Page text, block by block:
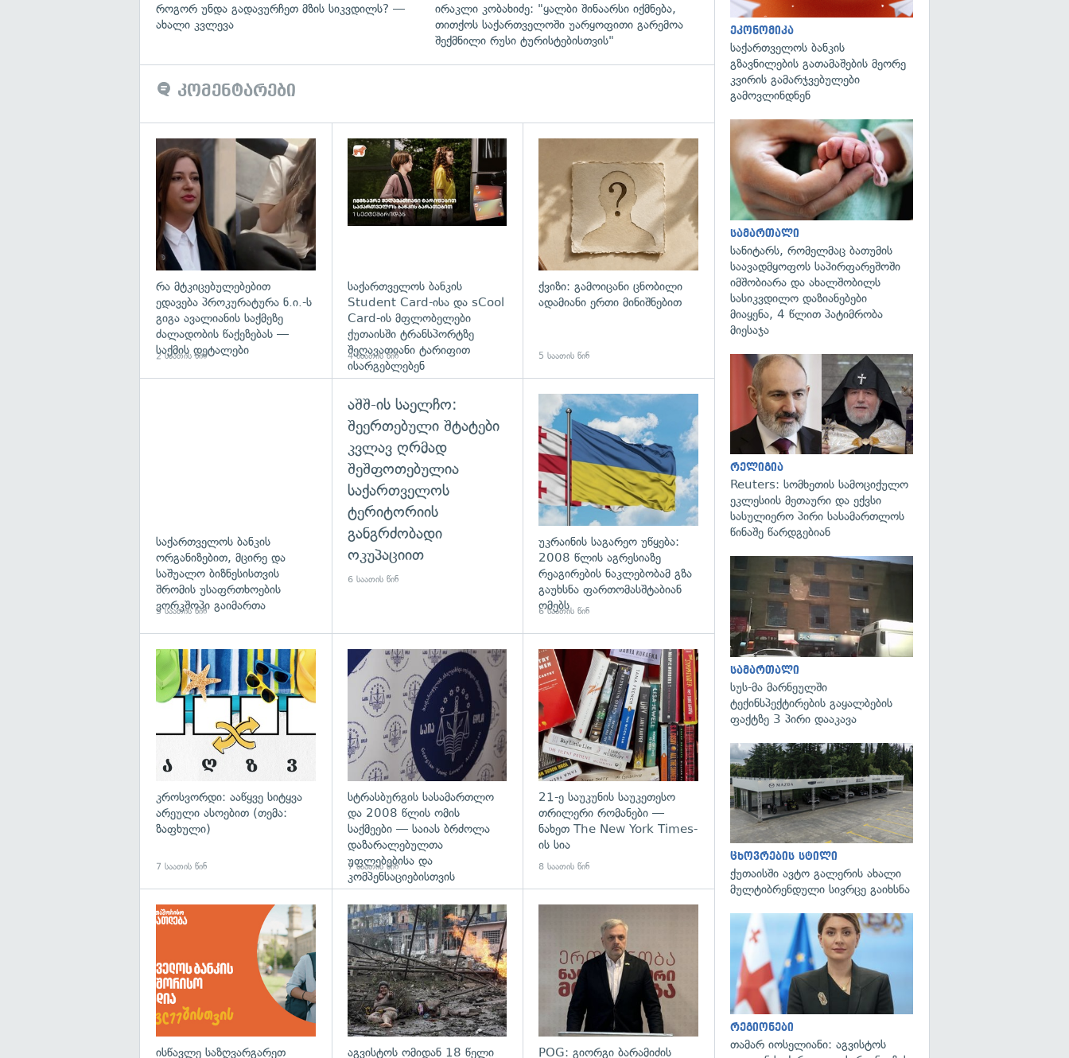
როგორ უნდა გადავურჩეთ მზის სიკვდილს? —
ახალი კვლევა
ირაკლი კობახიძე: "ყალბი შინაარსი იქმნება,
თითქოს საქართველოში უარყოფითი გარემოა
შექმნილი რუსი ტურისტებისთვის"
კომენტარები
გადახედვა
რა მტკიცებულებებით
ედავება პროკურატურა ნ.ი.-ს
გიგა ავალიანის საქმეზე
ძალადობის წაქეზებას —
საქმის დეტალები
2 საათის წინ
საქართველოს ბანკის
Student Card-ისა და sCool
Card-ის მფლობელები
ქუთაისში ტრანსპორტზე
შეღავათიანი ტარიფით
ისარგებლებენ
4 საათის წინ
ქვიზი: გამოიცანი ცნობილი
ადამიანი ერთი მინიშნებით
5 საათის წინ
საქართველოს ბანკის
ორგანიზებით, მცირე და
საშუალო ბიზნესისთვის
შრომის უსაფრთხოების
ვორკშოპი გაიმართა
5 საათის წინ
აშშ-ის საელჩო:
შეერთებული შტატები
კვლავ ღრმად
შეშფოთებულია
საქართველოს
ტერიტორიის
განგრძობადი
ოკუპაციით
6 საათის წინ
გადახედვა
უკრაინის საგარეო უწყება:
2008 წლის აგრესიაზე
რეაგირების ნაკლებობამ გზა
გაუხსნა ფართომასშტაბიან
ომებს
6 საათის წინ
გადახედვა
კროსვორდი: ააწყვე სიტყვა
არეული ასოებით (თემა:
ზაფხული)
7 საათის წინ
გადახედვა
სტრასბურგის სასამართლო
და 2008 წლის ომის
საქმეები — საიას ბრძოლა
დაზარალებულთა
უფლებებისა და
კომპენსაციებისთვის
7 საათის წინ
გადახედვა
21-ე საუკუნის საუკეთესო
თრილერი რომანები —
ნახეთ The New York Times-
ის სია
8 საათის წინ
ისწავლე საზღვარგარეთ აგვისტოს ომიდან 18 წელი
გადახედვა
POG: გიორგი ბარამიძის
ეკონომიკა
საქართველოს ბანკის
გზავნილების გათამაშების მეორე
კვირის გამარჯვებულები
გამოვლინდნენ
სამართალი
სანიტარს, რომელმაც ბათუმის
საავადმყოფოს საპირფარეშოში
იმშობიარა და ახალშობილს
სასიკვდილო დაზიანებები
მიაყენა, 4 წლით პატიმრობა
მიესაჯა
რელიგია
Reuters: სომხეთის სამოციქულო
ეკლესიის მეთაური და ექვსი
სასულიერო პირი სასამართლოს
წინაშე წარდგებიან
სამართალი
სუს-მა მარნეულში
ტექინსპექტირების გაყალბების
ფაქტზე 3 პირი დააკავა
ცხოვრების სტილი
ქუთაისში ავტო გალერის ახალი
მულტიბრენდული სივრცე გაიხსნა
რეგიონები
თამარ იოსელიანი: აგვისტოს